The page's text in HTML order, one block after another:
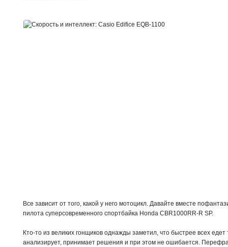
Все зависит от того, какой у него мотоцикл. Давайте вместе
пилота суперсовременного спортбайка Honda CBR1000RR-R SP.
Кто-то из великих гонщиков однажды заметил, что быстрее всех едет
анализирует, принимает решения и при этом не ошибается.